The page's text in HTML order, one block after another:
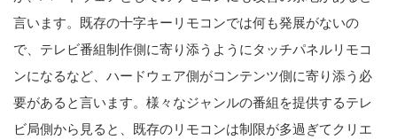
言います。既存の十字キーリモコンでは何も発展がないの
で、テレビ番組制作側に寄り添うようにタッチパネルリモコ
ンになるなど、ハードウェア側がコンテンツ側に寄り添う必
要があると言います。様々なジャンルの番組を提供するテレ
ビ局側から見ると、既存のリモコンは制限が多過ぎてクリエ